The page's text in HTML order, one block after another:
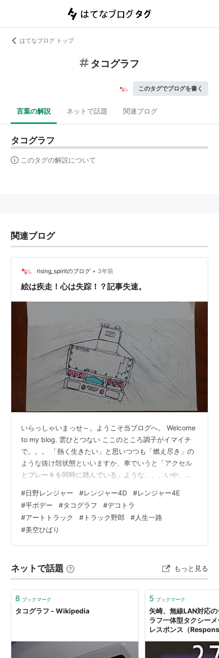
はてなブログ トップ
タコグラフ
このタグでブログを書く
言葉の解説 ネットで話題 関連ブログ
タコグラフ
このタグの解説について
関連ブログ
rising_spiritのブログ • 3年前
絵は疾走！心は失踪！？記事失速。
いらっしゃいまっせ～。ようこそ当ブログへ。 Welcome
to my blog. 雲ひとつない ここのところ調子がイマイチ
で。。。 「熱く生きたい」と思いつつも「燃え尽き」の
ような抜け殻状態といいますか、車でいうと「アクセル
とブレーキを同時に踏んでいる」ような、、、いや、
や、違うな、、、「行くべき方向が定まらず惰性で進ん
でる、、、」とでも言ったらいいのでしょうか。 生活は
ほぼルーチンでなんとかこなしているんですが、心がど
こか別のところを漂っているような。。。ちょっと内面
的にヤバ目かなぁ。。。と。 ↑自覚があるだけマシだと
#日野レンジャー #レンジャー4D #レンジャー4E
#平ボデー #タコグラフ #デコトラ
#アートトラック # トラック野郎 #人生一路
#美空ひばり
ネットで話題 もっと見る
8 ブックマーク
タコグラフ - Wikipedia
5 ブックマーク
矢崎、無線LAN対応
ラフ一体型タクシー
レスポンス（